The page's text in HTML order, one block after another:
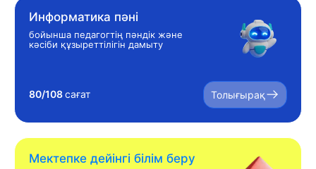
Информатика пәні
бойынша педагогтің пәндік және
кәсіби құзыреттілігін дамыту
80/108сағат Толығырақ
Мектепке дейінгі білім беру